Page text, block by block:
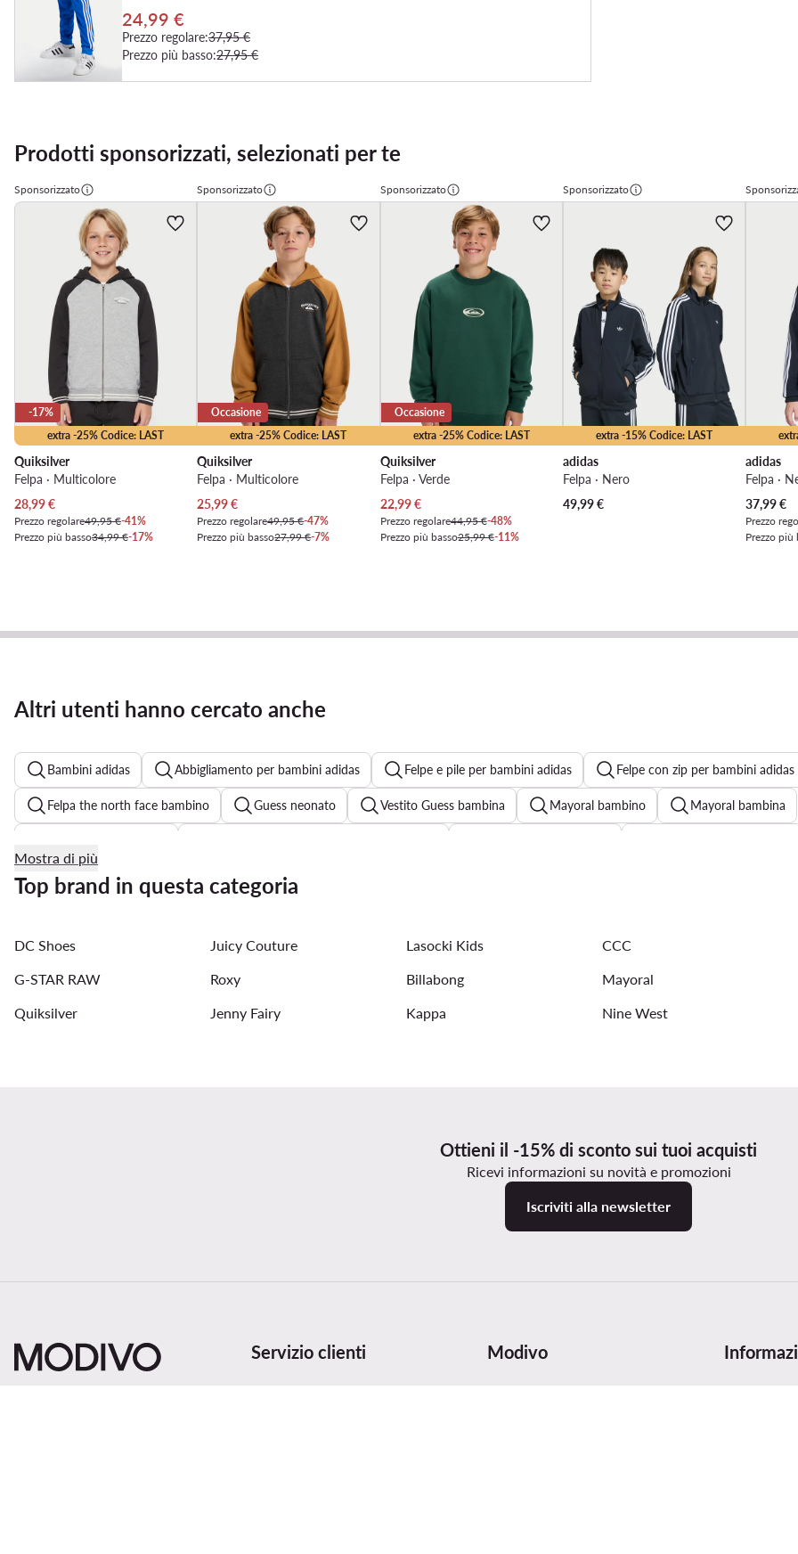
24,99 €
Prezzo regolare:37,95 €
Prezzo più basso:27,95 €
Prodotti sponsorizzati, selezionati per te
Sponsorizzato
extra -25% Codice: LAST
-17%
Quiksilver
Felpa · Multicolore
Prezzo attuale
28,99€
Prezzo regolare49,95 €-41%
Prezzo più basso34,99 €-17%
Sponsorizzato
extra -25% Codice: LAST
Occasione
Quiksilver
Felpa · Multicolore
Prezzo attuale
25,99€
Prezzo regolare49,95 €-47%
Prezzo più basso27,99 €-7%
Sponsorizzato
extra -25% Codice: LAST
Occasione
Quiksilver
Felpa · Verde
Prezzo attuale
22,99€
Prezzo regolare44,95 €-48%
Prezzo più basso25,99 €-11%
Sponsorizzato
extra -15% Codice: LAST
adidas
Felpa · Nero
49,99€
adidas
Felpa ·
Prezzo
37,99€
Prezzo
Prezzo più
Altri utenti hanno cercato anche
Bambini adidas Abbigliamento per bambini adidas Felpe e pile per bambini adidas Felpe con zip per bambini adidas
Felpa the north face bambino Guess neonato Vestito Guess bambina Mayoral bambino Mayoral bambina
Vestiti cerimonia bambina Mayoral Mayoral neonato
Mostra di più
Top brand in questa categoria
DC Shoes Juicy Couture Lasocki Kids CCC
G-STAR RAW
Roxy Billabong Mayoral
Quiksilver
Jenny Fairy Kappa Nine West
Ottieni il -15% di sconto sui tuoi acquisti
Ricevi informazioni su novità e promozioni
Iscriviti alla newsletter
Servizio clienti Modivo